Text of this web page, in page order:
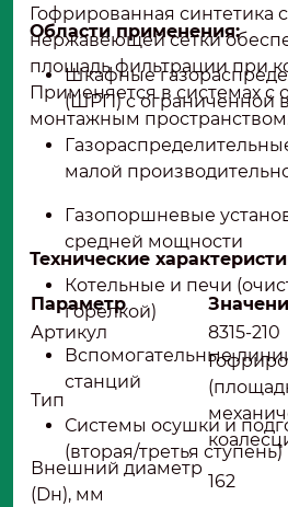
Гофрированная синтетика
нержавеющей сетки
площадь фильтрации при
Применяется в системах с
монтажным
Области применения:
Шкафные
(ШРП) с ограниченной
малой
Газопоршневые
средней мощности
Котельные и печи
горелкой)
Вспомогательные
станций
Системы осушки и
(вторая/третья ступень)
Технические
Параметр
Артикул
8315-210
Тип
Внешний диаметр
(Dн), мм
162